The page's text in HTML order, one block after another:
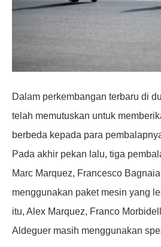
Dalam perkembangan terbaru di
telah memutuskan untuk
berbeda kepada para
Pada akhir pekan lalu, tiga
Marc Marquez, Francesco
menggunakan paket mesin yang
itu, Alex Marquez, Franco
Aldeguer masih menggunakan